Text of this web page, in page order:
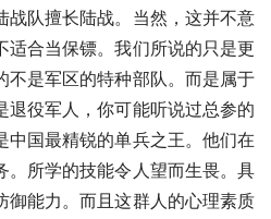
战队擅长陆战。当然，这并不意
适合当保镖。我们所说的只是更
不是军区的特种部队。而是属于
退役军人，你可能听说过总参的
中国最精锐的单兵之王。他们在
。所学的技能令人望而生畏。具
御能力。而且这群人的心理素质